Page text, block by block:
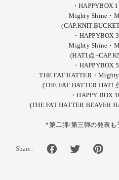
・HAPPYBOX
Mighty Shine・
・HAPPYBOX
Mighty Shine・
(HAT1点
・HAPPYBOX
THE FAT HATTER・
(THE FAT HATTER HAT1
・HAPPY BOX
(THE FAT HATTER BEAVER
*第二弾/第三弾の発表も
Share: